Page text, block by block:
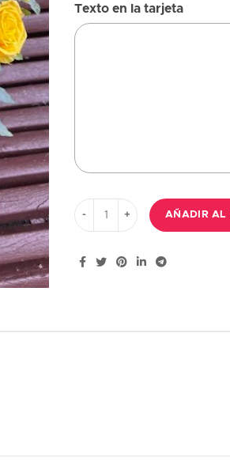
Texto en la tarjeta
Ramo colorido: 3 rosas, 4
AÑADIR AL